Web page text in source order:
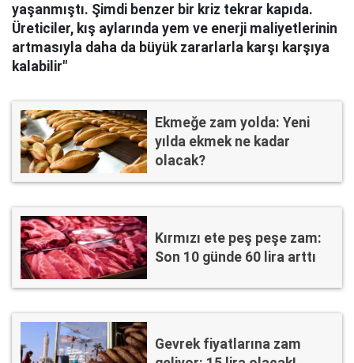
yaşanmıştı. Şimdi benzer bir kriz tekrar kapıda.
Üreticiler, kış aylarında yem ve enerji maliyetlerinin
artmasıyla daha da büyük zararlarla karşı karşıya
kalabilir"
Ekmeğe zam yolda: Yeni
yılda ekmek ne kadar
olacak?
Kırmızı ete peş peşe zam:
Son 10 günde 60 lira arttı
Gevrek fiyatlarına zam